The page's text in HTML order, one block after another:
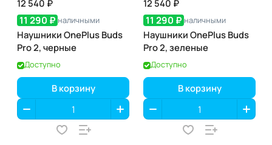
12 540 ₽
11 290 ₽ наличными
Наушники OnePlus Buds
Pro 2, черные
Доступно
В корзину
12 540 ₽
11 290 ₽ наличными
Наушники OnePlus Buds
Pro 2, зеленые
Доступно
В корзину